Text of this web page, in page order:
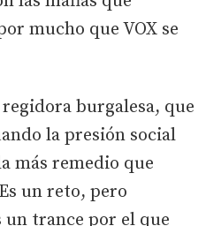
mucho que VOX se
burgalesa, que
la presión social
más remedio que
un reto, pero
un trance por el que